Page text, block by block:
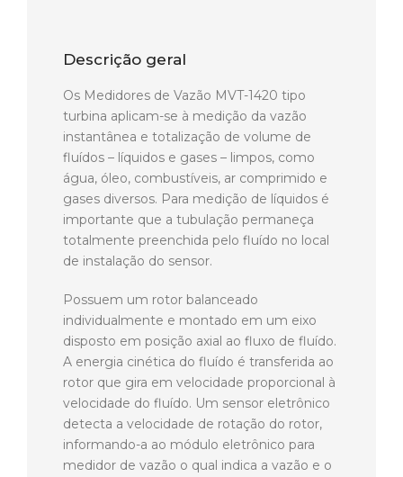
Descrição geral
Os Medidores de Vazão MVT-1420 tipo
turbina aplicam-se à medição da vazão
instantânea e totalização de volume de
fluídos – líquidos e gases – limpos, como
água, óleo, combustíveis, ar comprimido e
gases diversos. Para medição de líquidos é
importante que a tubulação permaneça
totalmente preenchida pelo fluído no local
de instalação do sensor.
Possuem um rotor balanceado
individualmente e montado em um eixo
disposto em posição axial ao fluxo de fluído.
A energia cinética do fluído é transferida ao
rotor que gira em velocidade proporcional à
velocidade do fluído. Um sensor eletrônico
detecta a velocidade de rotação do rotor,
informando-a ao módulo eletrônico para
medidor de vazão o qual indica a vazão e o